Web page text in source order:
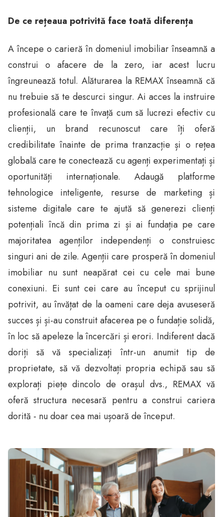
De ce rețeaua potrivită face toată diferența
A începe o carieră în domeniul imobiliar înseamnă a
construi o afacere de la zero, iar acest lucru
îngreunează totul. Alăturarea la REMAX înseamnă că
nu trebuie să te descurci singur. Ai acces la instruire
profesională care te învață cum să lucrezi efectiv cu
clienții, un brand recunoscut care îți oferă
credibilitate înainte de prima tranzacție și o rețea
globală care te conectează cu agenți experimentați și
oportunități internaționale. Adaugă platforme
tehnologice inteligente, resurse de marketing și
sisteme digitale care te ajută să generezi clienți
potențiali încă din prima zi și ai fundația pe care
majoritatea agenților independenți o construiesc
singuri ani de zile. Agenții care prosperă în domeniul
imobiliar nu sunt neapărat cei cu cele mai bune
conexiuni. Ei sunt cei care au început cu sprijinul
potrivit, au învățat de la oameni care deja avuseseră
succes și și-au construit afacerea pe o fundație solidă,
în loc să apeleze la încercări și erori. Indiferent dacă
doriți să vă specializați într-un anumit tip de
proprietate, să vă dezvoltați propria echipă sau să
explorați piețe dincolo de orașul dvs., REMAX vă
oferă structura necesară pentru a construi cariera
dorită - nu doar cea mai ușoară de început.